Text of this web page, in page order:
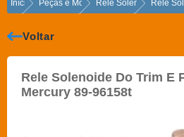
Início Peças e MotoresRelé SolenoideRele
Voltar
Rele Solenoide Do Trim E
Mercury 89-96158t